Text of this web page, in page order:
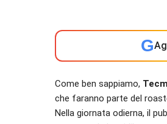
G
Come ben sappiamo,
che faranno parte del
Nella giornata odierna, il